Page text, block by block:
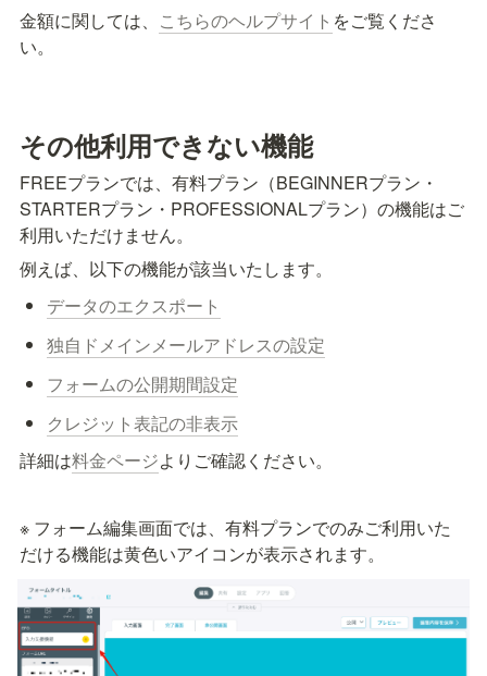
金額に関しては、 こちらのヘルプサイト をご覧くださ
い。
その他利用できない機能
FREEプランでは、有料プラン（BEGINNERプラン・
STARTERプラン・PROFESSIONALプラン）の機能はご
利用いただけません。
例えば、以下の機能が該当いたします。
データのエクスポート
独自ドメインメールアドレスの設定
フォームの公開期間設定
クレジット表記の非表示
詳細は料金ページよりご確認ください。
※ フォーム編集画面では、有料プランでのみご利用いた
だける機能は黄色いアイコンが表示されます。